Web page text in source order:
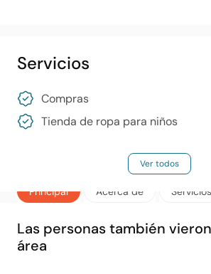
Principal Acerca de Servicios
Servicios
Compras
Tienda de ropa para niños
Ver todos
Las personas también
área